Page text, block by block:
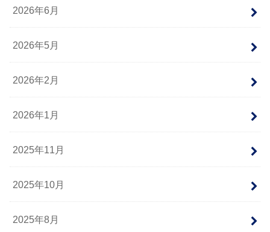
2026年6月
2026年5月
2026年2月
2026年1月
2025年11月
2025年10月
2025年8月